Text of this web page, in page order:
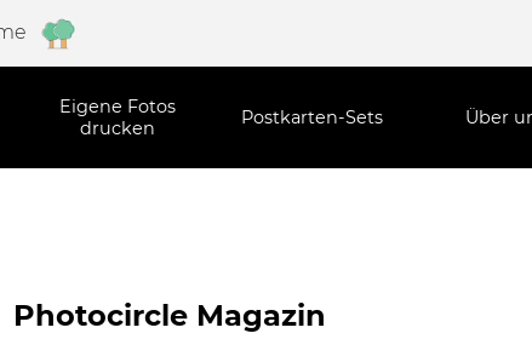
Eigene Fotos
drucken
Postkarten-Sets Über
Photocircle Magazin